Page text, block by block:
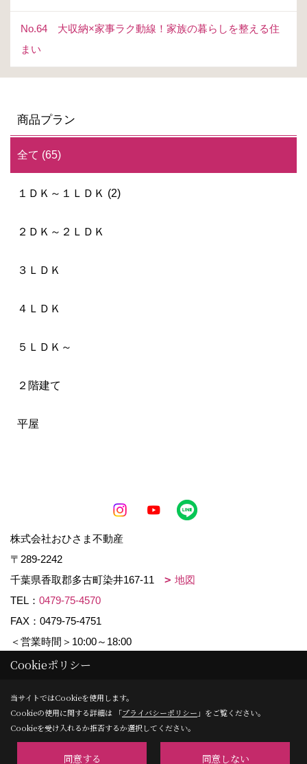
No.64 大収納×家事ラク動線！家族の暮らしを整える住
まい
商品プラン
全て (65)
１ＤＫ～１ＬＤＫ (2)
２ＤＫ～２ＬＤＫ
３ＬＤＫ
４ＬＤＫ
５ＬＤＫ～
２階建て
平屋
株式会社おひさま不動産
〒289-2242
千葉県香取郡多古町染井167-11
地図
TEL： 0479-75-4570
FAX：0479-75-4751
＜営業時間＞10:00～18:00
＜定休日＞水曜日・日曜日
Copyright (c) ららハウス. All Rights Reserved.
Cookieポリシー
当サイトではCookieを使用します。
Cookieの使用に関する詳細は 「プライバシーポリシー 」をご覧ください。
Cookieを受け入れるか拒否するか選択してください。
同意する 同意しない